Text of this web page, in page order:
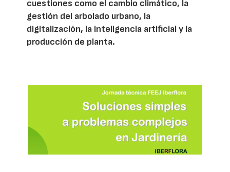
cuestiones como el cambio climático, la
gestión del arbolado urbano, la
digitalización, la inteligencia artificial y la
producción de planta.